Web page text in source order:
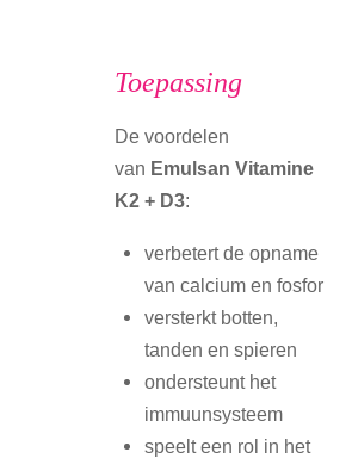
Toepassing
De voordelen
van Emulsan Vitamine
K2 + D3:
verbetert de opname
van calcium en fosfor
versterkt botten,
tanden en spieren
ondersteunt het
immuunsysteem
speelt een rol in het